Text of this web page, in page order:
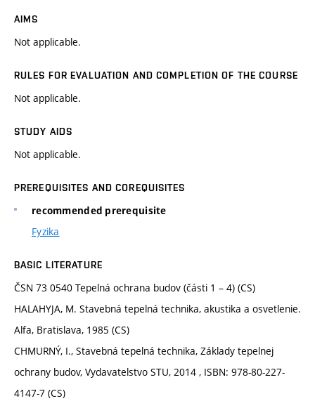
AIMS
Not applicable.
RULES FOR EVALUATION AND COMPLETION OF THE COURSE
Not applicable.
STUDY AIDS
Not applicable.
PREREQUISITES AND COREQUISITES
recommended prerequisite
Fyzika
BASIC LITERATURE
ČSN 73 0540 Tepelná ochrana budov (části 1 – 4) (CS)
HALAHYJA, M. Stavebná tepelná technika, akustika a osvetlenie.
Alfa, Bratislava, 1985 (CS)
CHMURNÝ, I., Stavebná tepelná technika, Základy tepelnej
ochrany budov, Vydavatelstvo STU, 2014 , ISBN: 978-80-227-
4147-7 (CS)